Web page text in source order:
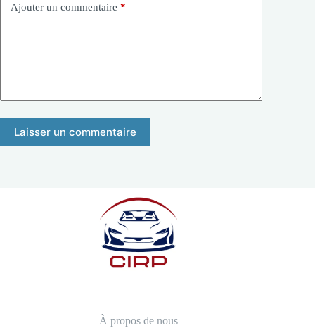
Ajouter un commentaire *
Laisser un commentaire
À propos de nous